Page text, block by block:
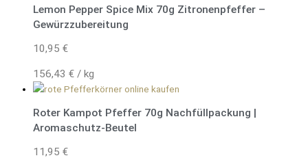
Lemon Pepper Spice Mix 70g Zitronenpfeffer –
Gewürzzubereitung
10,95 €
156,43 € / kg
Roter Kampot Pfeffer 70g Nachfüllpackung |
Aromaschutz-Beutel
11,95 €